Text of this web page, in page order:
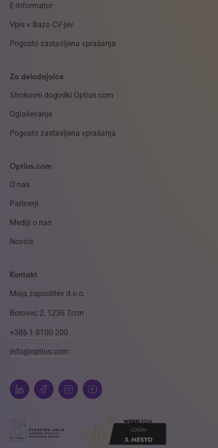
E-informator
Vpis v Bazo CV-jev
Pogosto zastavljena vprašanja
Za delodajalce
Strokovni dogodki Optius.com
Oglaševanje
Pogosto zastavljena vprašanja
Optius.com
O nas
Partnerji
Mediji o nas
Novice
Kontakt
Moja zaposlitev d.o.o.
Borovec 2, 1236 Trzin
+386 1 8100 200
info@optius.com